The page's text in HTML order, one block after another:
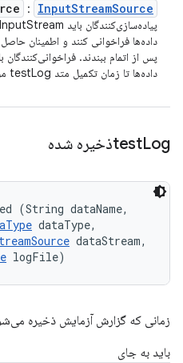
: InputStreamSource
پس از اتمام ببندند.
داده‌ها تا زمان تکمیل متد testLog موجود و در دسترس باقی می‌ماند.
testLogذخیره شده
(String dataName,
dataType,
dataStream,
logFile)
زمانی که گزارش آزمایش ذخیره
باید به جای